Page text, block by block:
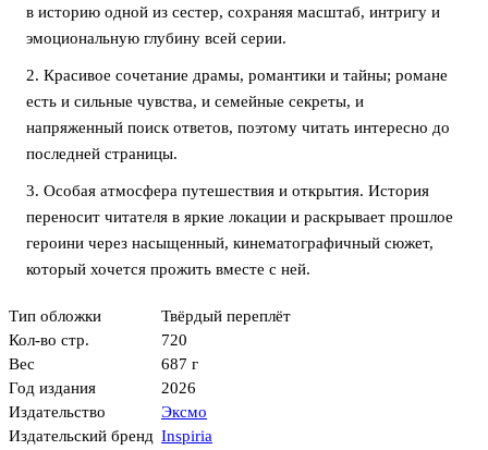
в историю одной из сестер, сохраняя масштаб, интригу и
эмоциональную глубину всей серии.
2. Красивое сочетание драмы, романтики и тайны; романе
есть и сильные чувства, и семейные секреты, и
напряженный поиск ответов, поэтому читать интересно до
последней страницы.
3. Особая атмосфера путешествия и открытия. История
переносит читателя в яркие локации и раскрывает прошлое
героини через насыщенный, кинематографичный сюжет,
который хочется прожить вместе с ней.
Тип обложки
Твёрдый переплёт
Кол-во стр.
720
Вес
687 г
Год издания
2026
Издательство
Эксмо
Издательский бренд Inspiria